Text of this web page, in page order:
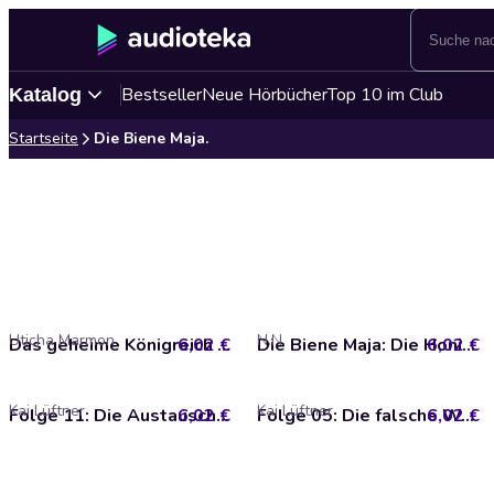
Katalog BestsellerNeue HörbücherTop 10 im Club
Startseite Die Biene Maja.
Das geheime Königreich (Das Original-Hörspiel zum Kinofilm)
Uticha Marmon 6,02 € Die Biene Maja: Die Honigspiele - Original-Hörspiel zum Kinofilm
N.N. 6,02 €
Folge 11: Die Austauschbiene (CGI)
Kai Lüftner 6,02 € Folge 05: Die falsche Wespe (CGI)
Kai Lüftner 6,02 €